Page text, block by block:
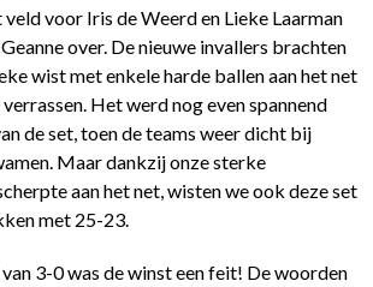
voor Iris de Weerd en Lieke Laarman
over. De nieuwe invallers brachten
wist met enkele harde ballen aan het net
Het werd nog even spannend
de set, toen de teams weer dicht bij
Maar dankzij onze sterke
aan het net, wisten we ook deze set
met 25-23.
3-0 was de winst een feit! De woorden